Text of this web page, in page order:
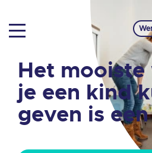
Het mooiste
je een kind
geven is